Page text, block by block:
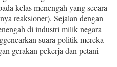
kelas menengah yang secara
reaksioner). Sejalan dengan
di industri milik negara
suara politik mereka
gerakan pekerja dan petani